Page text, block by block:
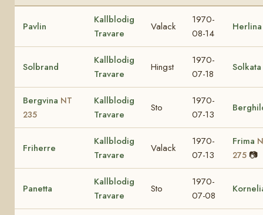
Pavlin
Kallblodig
Travare
Valack
1970-
08-14
Herlina
Solbrand
Kallblodig
Travare
Hingst
1970-
07-18
Solkata
Bergvina NT
235
Kallblodig
Travare
Sto
1970-
07-13
Friherre
Kallblodig
Travare
Valack
1970-
07-13
Frima
275 📷
Panetta
Kallblodig
Travare
Sto
1970-
07-08